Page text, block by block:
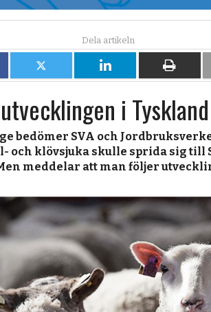
Dela
på
X
Dela
på
LinkedIn
Dela
på
i Tyskland
bedömer SVA och
och klövsjuka skulle sprida sig till
meddelar att man följer